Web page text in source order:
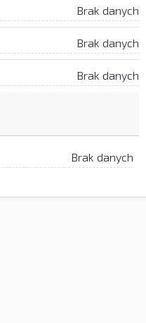
Brak danych
Brak danych
Brak danych
Brak danych